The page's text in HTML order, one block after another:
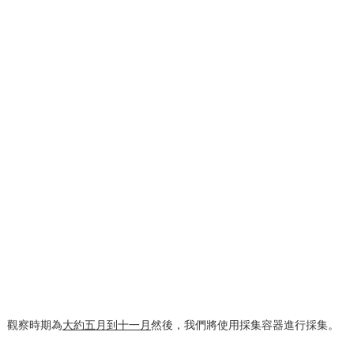
觀察時期為大約五月到十一月 然後，我們將使用採集容器進行採集。